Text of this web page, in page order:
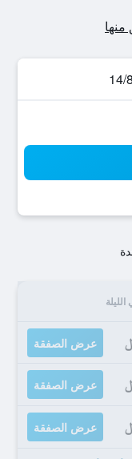
عرض الصفقة
عرض الصفقة
عرض الصفقة